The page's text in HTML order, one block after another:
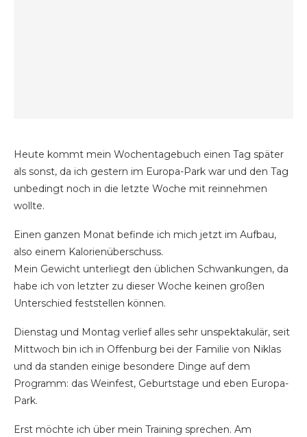
Heute kommt mein Wochentagebuch einen Tag später
als sonst, da ich gestern im Europa-Park war und den Tag
unbedingt noch in die letzte Woche mit reinnehmen
wollte.
Einen ganzen Monat befinde ich mich jetzt im Aufbau,
also einem Kalorienüberschuss.
Mein Gewicht unterliegt den üblichen Schwankungen, da
habe ich von letzter zu dieser Woche keinen großen
Unterschied feststellen können.
Dienstag und Montag verlief alles sehr unspektakulär, seit
Mittwoch bin ich in Offenburg bei der Familie von Niklas
und da standen einige besondere Dinge auf dem
Programm: das Weinfest, Geburtstage und eben Europa-
Park.
Erst möchte ich über mein Training sprechen. Am